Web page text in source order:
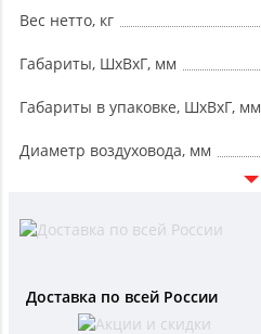
Вес нетто, кг
Габариты, ШxВxГ, мм
Габариты в упаковке, ШxВxГ, мм
Диаметр воздуховода, мм
Доставка по всей России